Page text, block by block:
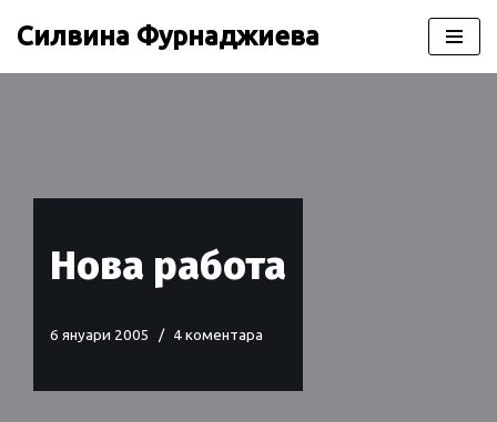
Силвина Фурнаджиева
Нова работа
6 януари 2005 4 коментара